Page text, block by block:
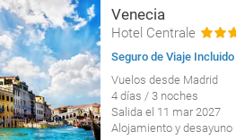
Venecia
Hotel Centrale
Seguro de Viaje Incluido
Vuelos desde Madrid
4 días / 3 noches
Salida el 11 mar 2027
Alojamiento y desayuno